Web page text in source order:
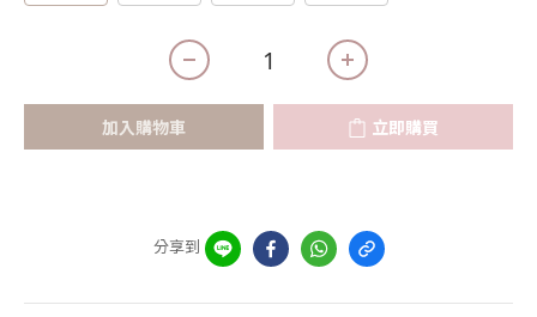
加入購物車 立即購買
分享到